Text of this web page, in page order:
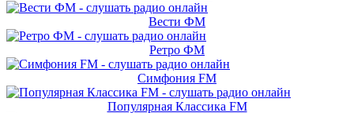
Вести ФМ
Ретро ФМ
Симфония FM
Популярная Классика FM